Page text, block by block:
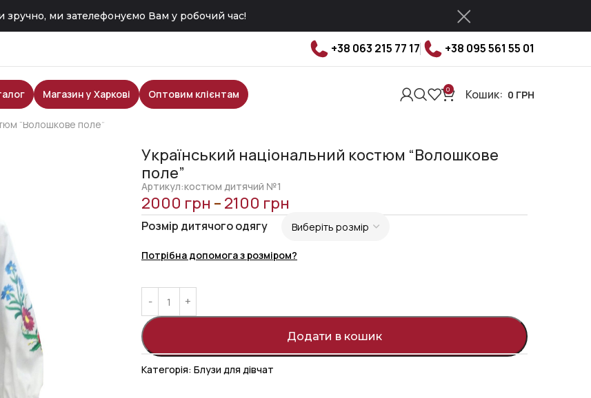
зручно, ми зателефонуємо Вам у робочий час!
+38 063 215 77 17 +38 095 561 55 01
Магазин у Харкові Оптовим клієнтам 0 Кошик: 0 ГРН
“Волошкове поле”
Український національний костюм “Волошкове
поле”
Артикул:костюм дитячий №1
2000 грн – 2100 грн
Розмір дитячого одягу
Потрібна допомога з розміром?
Додати в кошик
Категорія: Блузи для дівчат